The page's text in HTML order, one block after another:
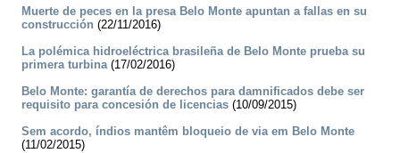
Muerte de peces en la presa Belo Monte apuntan a fallas en su
construcción (22/11/2016)
La polémica hidroeléctrica brasileña de Belo Monte prueba su
primera turbina(17/02/2016)
Belo Monte: garantía de derechos para damnificados debe ser
requisito para concesión de licencias (10/09/2015)
Sem acordo, índios mantêm bloqueio de via em Belo Monte
(11/02/2015)